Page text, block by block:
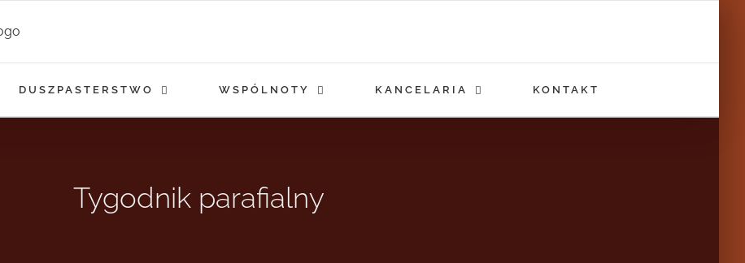
DUSZPASTERSTWO WSPÓLNOTY KANCELARIA KONTAKT
Tygodnik parafialny